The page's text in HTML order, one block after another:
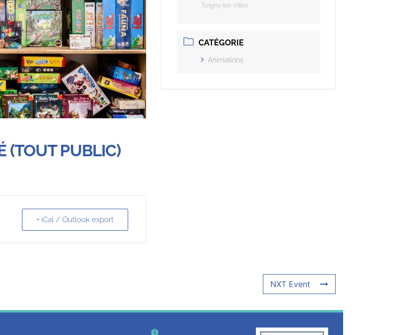
(TOUT PUBLIC)
+ iCal / Outlook export
Torigny-les-Villes
CATÉGORIE
Animations
NXT Event